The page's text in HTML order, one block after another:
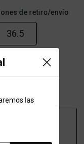
las
de retiro/envío
36.5